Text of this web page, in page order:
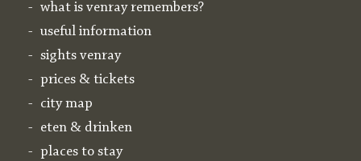
what is venray remembers?
useful information
sights venray
prices & tickets
city map
eten & drinken
places to stay